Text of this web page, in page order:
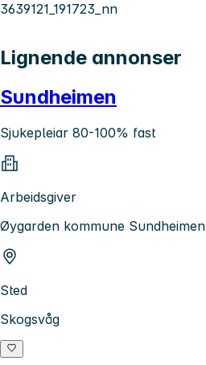
3639121_191723_nn
Lignende annonser
Sundheimen
Sjukepleiar 80-100% fast
Arbeidsgiver
Øygarden kommune Sundheimen
Sted
Skogsvåg